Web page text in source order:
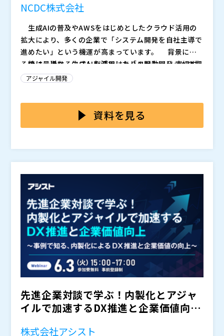
NCDC株式会社
生成AIの普及やAWSをはじめとしたクラウド活用の
拡大により、多くの企業で「システム開発を自社主導で
進めたい」という機運が高まっています。 背景にあ
るのは、単なるコスト削減ではありません。 市場や
事業環境の変化が激しくなる中、外部ベンダー任せで
WSのマネージドサービスや生成AIの進化により、「大
規模な開発組織を持たなくても、内製化できるのではな
際には、 ・AI活用や内製化を進めろと言われている
が、何から始めればよいか分からない ・ベンダー依
存を減らしたいが、自社でどこまで担うべきか整理でき
ない ・AWSや生成AIを活用したいが、体制や役割設
計のイメージが持てない ・IT部門だけでなく、事業
部門やDX組織主導で進めるべきか判断できない とい
った悩みを抱える企業も少なくありません。 特に、
事業会社における内製化は、単に「開発を自社で行う」
ことではなく、継続的に改善できる体制や知見を社内に
蓄積していくことまで求められます。 そのため現
在、多くの企業が「内製化を進めたいが、どう立ち上げ
ればよいのか分からない」という状態で、最初の一歩を
踏み出せずにいます。
特に最近は、生成AIを活用した「AI駆動開発」への期
待が急速に高まっています。しかし、現時点ではまだ期
ス全体のほんの一部に過ぎず、本質的には「開発プロセ
ス全体をAI中心に再設計する」という難しさがあるため
が主導するべきなのか決まらない ・既存ベンダーに
内製化支援を求めるのは難しい ・どのようなパート
ナーに何を相談すればいいのかもわからない といっ
た課題によって、内製化の検討が思うように進まないケ
ースも多く見られます。 いま求められているのは、
単なる方針検討のコンサルティングや技術導入といった
部分的な支援ではありません。 将来の「AIを中心と
した開発プロセス」のビジョンと、現時点で実現可能な
ステップの双方を正しく理解し、どのように内製化へ取
り組むべきかロードマップを描いて長期的に伴走できる
パートナーです。
テーマに、これから取り組む企業が検討すべきポイント
を整理します。 そのうえで、 ・システム内製化を
ム・適さないシステムの違いは何か ・自社に必要な
体制や役割をどう整理するか ・ベンダーとどのよう
に役割分担するべきか ・知見を社内へ蓄積するには
何が必要か ・継続的に改善できる開発体制へどう移
行するか といった観点から、AWS活用・生成AI活用
を前提とした現実的な進め方を解説します。 また、
単なるコンサルや開発要員の派遣ではなく、組織立ち上
げから実装支援、技術定着、人材育成まで含めて伴走す
るNCDCの支援アプローチについても紹介します。
「AI活用や内製化を進めろと言われているが、何から整
理すべきか分からない」 「自社でどこまで開発機能
を持つべきか判断できない」 そんな状態から一歩進
み、“継続できる開発体制”をどう作るべきか整理したい
方は、ぜひご参加ください。
している方 ・情シス部門／IT企画／DX推進部門で、内
製化の方向性整理を求められている方 ・「内製化を進
めろ」と言われているが、何から始めるべきか整理でき
ていない方 ・生成AIやAI駆動開発に関心はあるが、自
社に必要な体制・役割が見えていない方 ・ベンダー依
存から脱却したいが、自社でどこまで担うべきか悩んで
いる方
AWSや生成AIを活用した内製化は、単に技術を導入
すれば実現できるものではありません。 重要なの
は、「誰が」「どこまでを」「どのような体制で」担
い、継続的に改善できる状態へ移行するかです。 本
セミナーでは、AI活用・内製化が進む背景を整理しなが
ら、これから取り組む企業が継続的に開発・改善できる
体制へ移行するために、何を整理し、どこから着手すべ
きかを具体化します。 「内製化・AI駆動開発と言わ
れているが、何から始めるべきか分からない」 そん
な状態から一歩進み、自社に必要な体制・役割・進め方
を整理したい方は、ぜひご参加ください。
NCDC株式会社（）
ダイワボウ情報システム株式会社（）
マジセミ株式会社（）
※共催、協賛、協力、講演企業は将来的に追加、削除さ
れる可能性があります。
アジャイル開発
資料を見る
先進企業対談で学ぶ！内製化とアジャ
イルで加速するDX推進と企業価値向上
株式会社アシスト